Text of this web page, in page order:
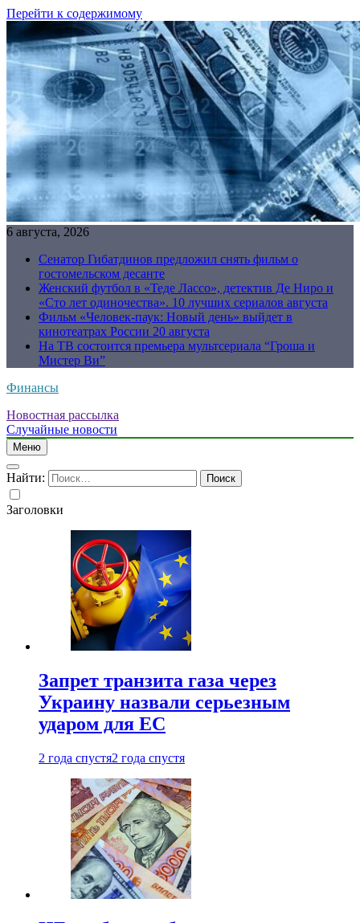
Перейти к содержимому
6 августа, 2026
Сенатор Гибатдинов предложил снять фильм о
гостомельском десанте
Женский футбол в «Теде Лассо», детектив Де Ниро и
«Сто лет одиночества». 10 лучших сериалов августа
Фильм «Человек-паук: Новый день» выйдет в
кинотеатрах России 20 августа
На ТВ состоится премьера мультсериала “Гроша и
Мистер Ви”
Финансы
Новостная рассылка
Случайные новости
Меню
Найти:
Заголовки
Запрет транзита газа через
Украину назвали серьезным
ударом для ЕС
2 года спустя2 года спустя